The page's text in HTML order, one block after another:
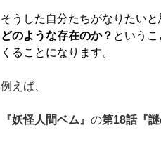
そうした自分たちがなりたいと
どのような存在のか？ という
くることになります。
例えば、
『妖怪人間ベム』 の第18話『謎